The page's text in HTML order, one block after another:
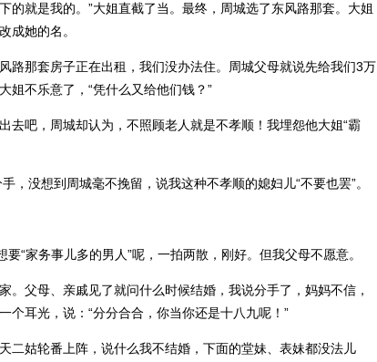
的就是我的。”大姐直截了当。最终，周城选了东风路那套。大姐
成她的名。
路那套房子正在出租，我们没办法住。周城父母就说先给我们3万
姐不乐意了，“凭什么又给他们钱？”
去吧，周城却认为，不照顾老人就是不孝顺！我埋怨他大姐“霸
，没想到周城毫不挽留，说我这种不孝顺的媳妇儿“不要也罢”。
“家务事儿多的男人”呢，一拍两散，刚好。但我父母不愿意。
。父母、亲戚见了就问什么时候结婚，我说分手了，妈妈不信，
个耳光，说：“分分合合，你当你还是十八九呢！”
二姑轮番上阵，说什么我不结婚，下面的堂妹、表妹都没法儿